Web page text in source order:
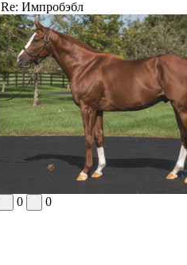
Re: Импробэбл
0 0